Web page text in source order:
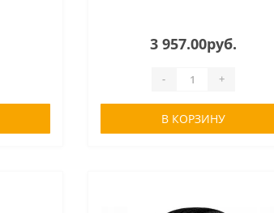
3 957.00руб.
- +
В КОРЗИНУ